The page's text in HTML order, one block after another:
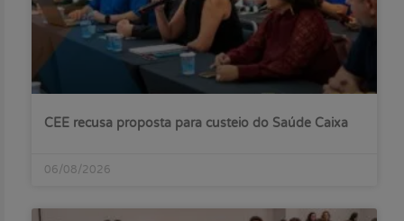
CEE recusa proposta para custeio do Saúde Caixa
06/08/2026